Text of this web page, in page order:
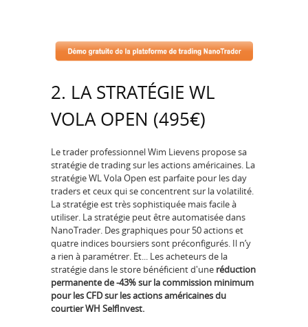
2. LA STRATÉGIE WL
VOLA OPEN (495€)
Le trader professionnel Wim Lievens propose sa
stratégie de trading sur les actions américaines. La
stratégie WL Vola Open est parfaite pour les day
traders et ceux qui se concentrent sur la volatilité.
La stratégie est très sophistiquée mais facile à
utiliser. La stratégie peut être automatisée dans
NanoTrader. Des graphiques pour 50 actions et
quatre indices boursiers sont préconfigurés. Il n’y
a rien à paramétrer. Et... Les acheteurs de la
stratégie dans le store bénéficient d'une réduction
permanente de -43% sur la commission minimum
pour les CFD sur les actions américaines du
courtier WH SelfInvest.